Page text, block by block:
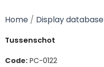
Home / Display database
Tussenschot
Code: PC-0122